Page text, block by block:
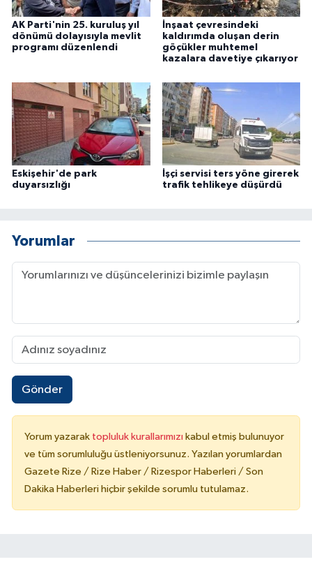
AK Parti'nin 25. kuruluş yıl
dönümü dolayısıyla mevlit
programı düzenlendi
İnşaat çevresindeki
kaldırımda oluşan derin
göçükler muhtemel
kazalara davetiye çıkarıyor
Eskişehir'de park
duyarsızlığı
İşçi servisi ters yöne girerek
trafik tehlikeye düşürdü
Yorumlar
Gönder
Yorum yazarak topluluk kurallarımızı kabul etmiş bulunuyor
ve tüm sorumluluğu üstleniyorsunuz. Yazılan yorumlardan
Gazete Rize / Rize Haber / Rizespor Haberleri / Son
Dakika Haberleri hiçbir şekilde sorumlu tutulamaz.
YEREL